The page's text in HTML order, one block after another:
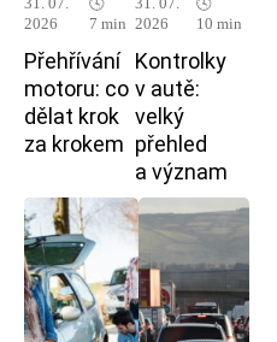
31. 07.
2026
🕓
7 min
Přehřívání
motoru: co
dělat krok
za krokem
31. 07.
2026
🕓
10 min
Kontrolky
v autě:
velký
přehled
a význam